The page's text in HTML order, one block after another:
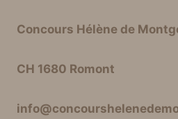
Concours Hélène de
CH 1680 Romont